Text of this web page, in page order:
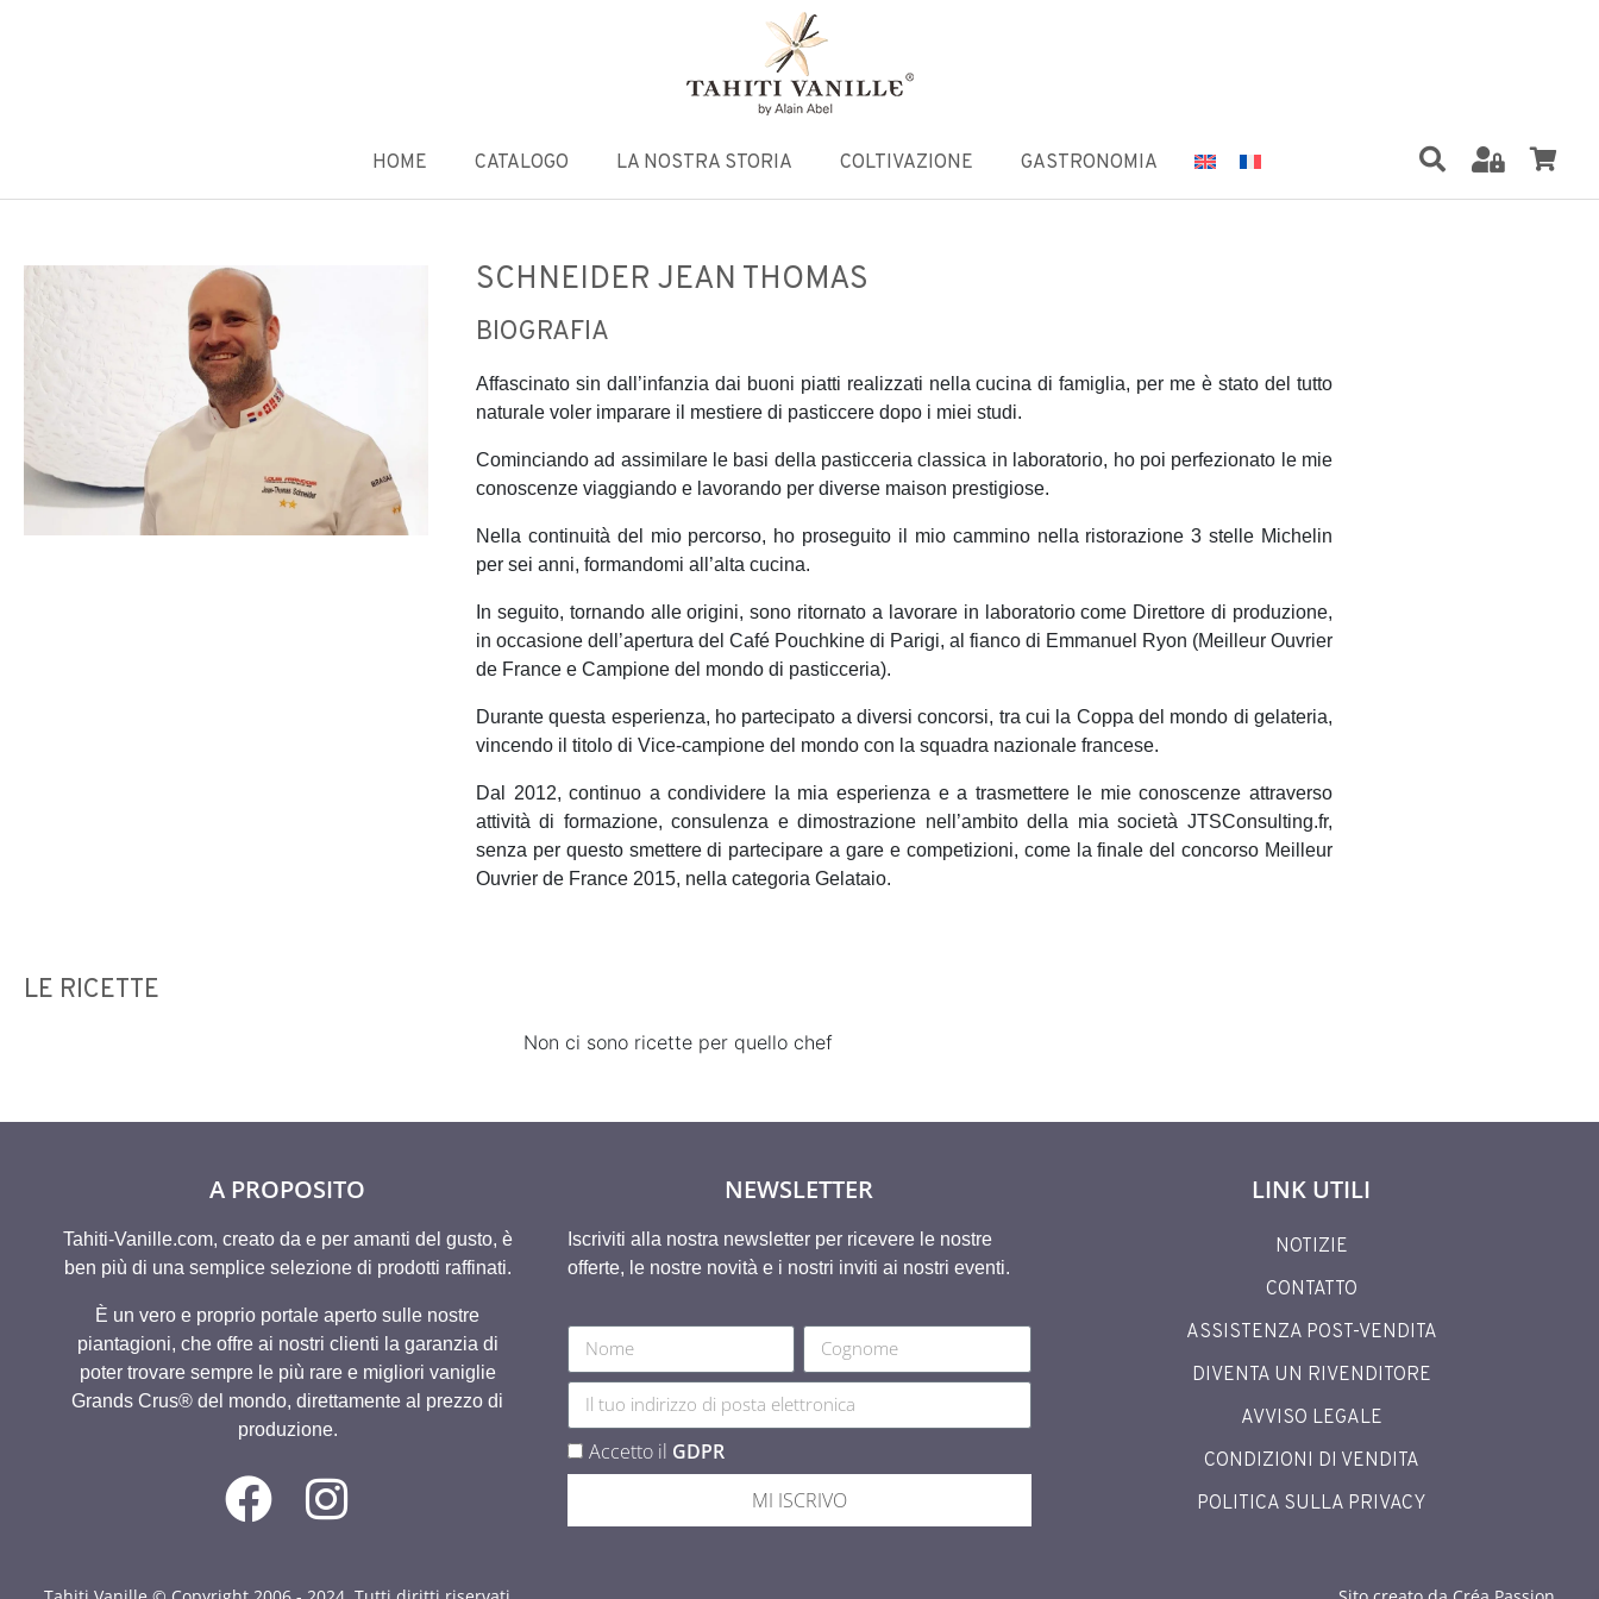
HOME CATALOGO LA NOSTRA STORIA COLTIVAZIONE GASTRONOMIA
SCHNEIDER JEAN THOMAS
BIOGRAFIA
Affascinato sin dall’infanzia dai buoni piatti realizzati nella cucina di famiglia, per me è stato del tutto
naturale voler imparare il mestiere di pasticcere dopo i miei studi.
Cominciando ad assimilare le basi della pasticceria classica in laboratorio, ho poi perfezionato le mie
conoscenze viaggiando e lavorando per diverse maison prestigiose.
Nella continuità del mio percorso, ho proseguito il mio cammino nella ristorazione 3 stelle Michelin
per sei anni, formandomi all’alta cucina.
In seguito, tornando alle origini, sono ritornato a lavorare in laboratorio come Direttore di produzione,
in occasione dell’apertura del Café Pouchkine di Parigi, al fianco di Emmanuel Ryon (Meilleur Ouvrier
de France e Campione del mondo di pasticceria).
Durante questa esperienza, ho partecipato a diversi concorsi, tra cui la Coppa del mondo di gelateria,
vincendo il titolo di Vice-campione del mondo con la squadra nazionale francese.
Dal 2012, continuo a condividere la mia esperienza e a trasmettere le mie conoscenze attraverso
attività di formazione, consulenza e dimostrazione nell’ambito della mia società JTSConsulting.fr,
senza per questo smettere di partecipare a gare e competizioni, come la finale del concorso Meilleur
Ouvrier de France 2015, nella categoria Gelataio.
LE RICETTE
Non ci sono ricette per quello chef
A PROPOSITO
Tahiti-Vanille.com, creato da e per amanti del gusto, è
ben più di una semplice selezione di prodotti raffinati.
È un vero e proprio portale aperto sulle nostre
piantagioni, che offre ai nostri clienti la garanzia di
poter trovare sempre le più rare e migliori vaniglie
Grands Crus® del mondo, direttamente al prezzo di
produzione.
NEWSLETTER
Iscriviti alla nostra newsletter per ricevere le nostre
offerte, le nostre novità e i nostri inviti ai nostri eventi.
Accetto il GDPR
MI ISCRIVO
LINK UTILI
NOTIZIE
CONTATTO
ASSISTENZA POST-VENDITA
DIVENTA UN RIVENDITORE
AVVISO LEGALE
CONDIZIONI DI VENDITA
POLITICA SULLA PRIVACY